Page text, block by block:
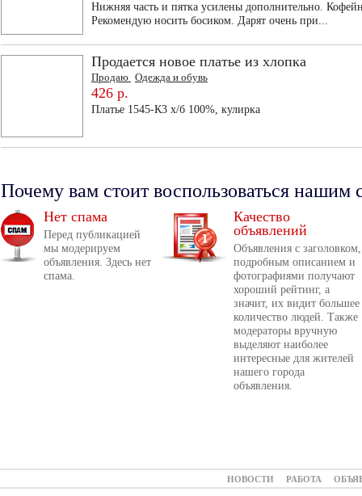
Нижняя часть и пятка усилены дополнительно.
Рекомендую носить босиком. Дарят очень при...
Продается новое платье из хлопка
Продаю Одежда и обувь
426 р.
Платье 1545-К3 х/б 100%, кулирка
Почему вам стоит воспользоваться нашим
Нет спама
Перед публикацией
мы модерируем
объявления. Здесь нет
спама.
Качество
объявлений
Объявления с заголовком,
подробным описанием и
фотографиями получают
хороший рейтинг, а
значит, их видит большее
количество людей. Также
модераторы вручную
выделяют наиболее
интересные для жителей
нашего города
объявления.
НОВОСТИ РАБОТА